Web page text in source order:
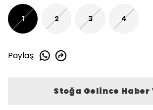
1 2 3 4
Paylaş:
Stoğa Gelince Haber